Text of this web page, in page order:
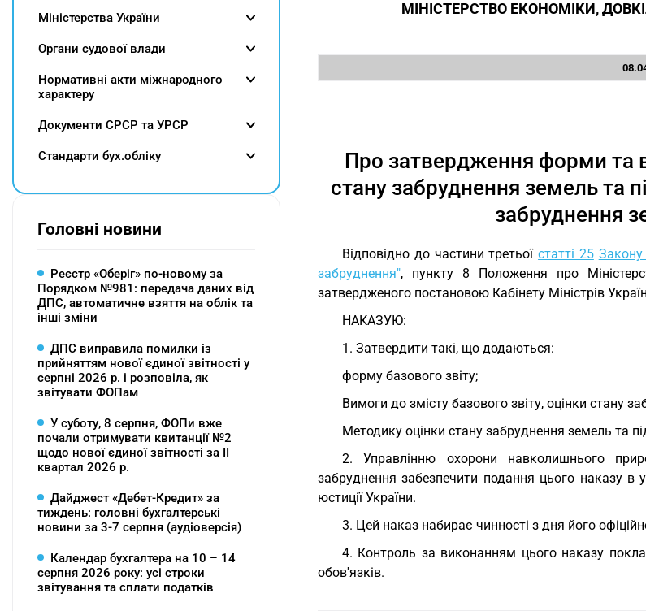
МІНІСТЕРСТВО ЕКОНОМІКИ,
Про затвердження форми та
стану забруднення земель та
забруднення
Відповідно до частини третьоїстатті 25 Закону
забруднення", пункту 8 Положення про
затвердженого постановою Кабінету Міністрів
НАКАЗУЮ:
1. Затвердити такі, що додаються:
форму базового звіту;
Вимоги до змісту базового звіту, оцінки стану
Методику оцінки стану забруднення земель та
2. Управлінню охорони навколишнього
забруднення забезпечити подання цього наказу в
юстиції України.
3. Цей наказ набирає чинності з дня його
4. Контроль за виконанням цього наказу
обов'язків.
Міністерства України
Органи судової влади
Нормативні акти міжнародного
характеру
Документи СРСР та УРСР
Cтандарти бух.обліку
Головні новини
Реєстр «Оберіг» по-новому за
Порядком №981: передача даних від
ДПС, автоматичне взяття на облік та
інші зміни
ДПС виправила помилки із
прийняттям нової єдиної звітності у
серпні 2026 р. і розповіла, як
звітувати ФОПам
У суботу, 8 серпня, ФОПи вже
почали отримувати квитанції №2
щодо нової єдиної звітності за ІІ
квартал 2026 р.
Дайджест «Дебет-Кредит» за
тиждень: головні бухгалтерські
новини за 3-7 серпня (аудіоверсія)
Календар бухгалтера на 10 – 14
серпня 2026 року: усі строки
звітування та сплати податків